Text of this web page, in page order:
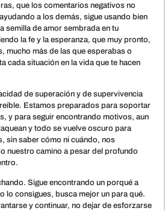
que los comentarios negativos no
a los demás, sigue usando bien
semilla de amor sembrada en tu
la fe y la esperanza, que muy pronto,
mucho más de las que esperabas o
cada situación en la vida que te hacen
de superación y de supervivencia
Estamos preparados para soportar
y para seguir encontrando motivos, aun
y todo se vuelve oscuro para
sin saber cómo ni cuándo, nos
nuestro camino a pesar del profundo
Sigue encontrando un porqué a
lo consigues, busca mejor un para qué.
y continuar, no dejar de esforzarse